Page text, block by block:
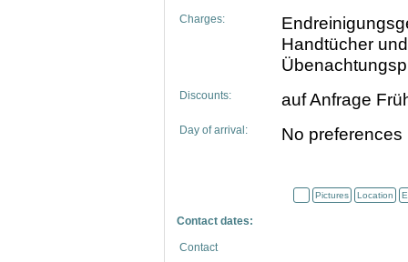
Charges:
Handtücher
Discounts: auf Anfrage
Day of arrival: No preferences
Pictures Location
Contact dates:
Contact